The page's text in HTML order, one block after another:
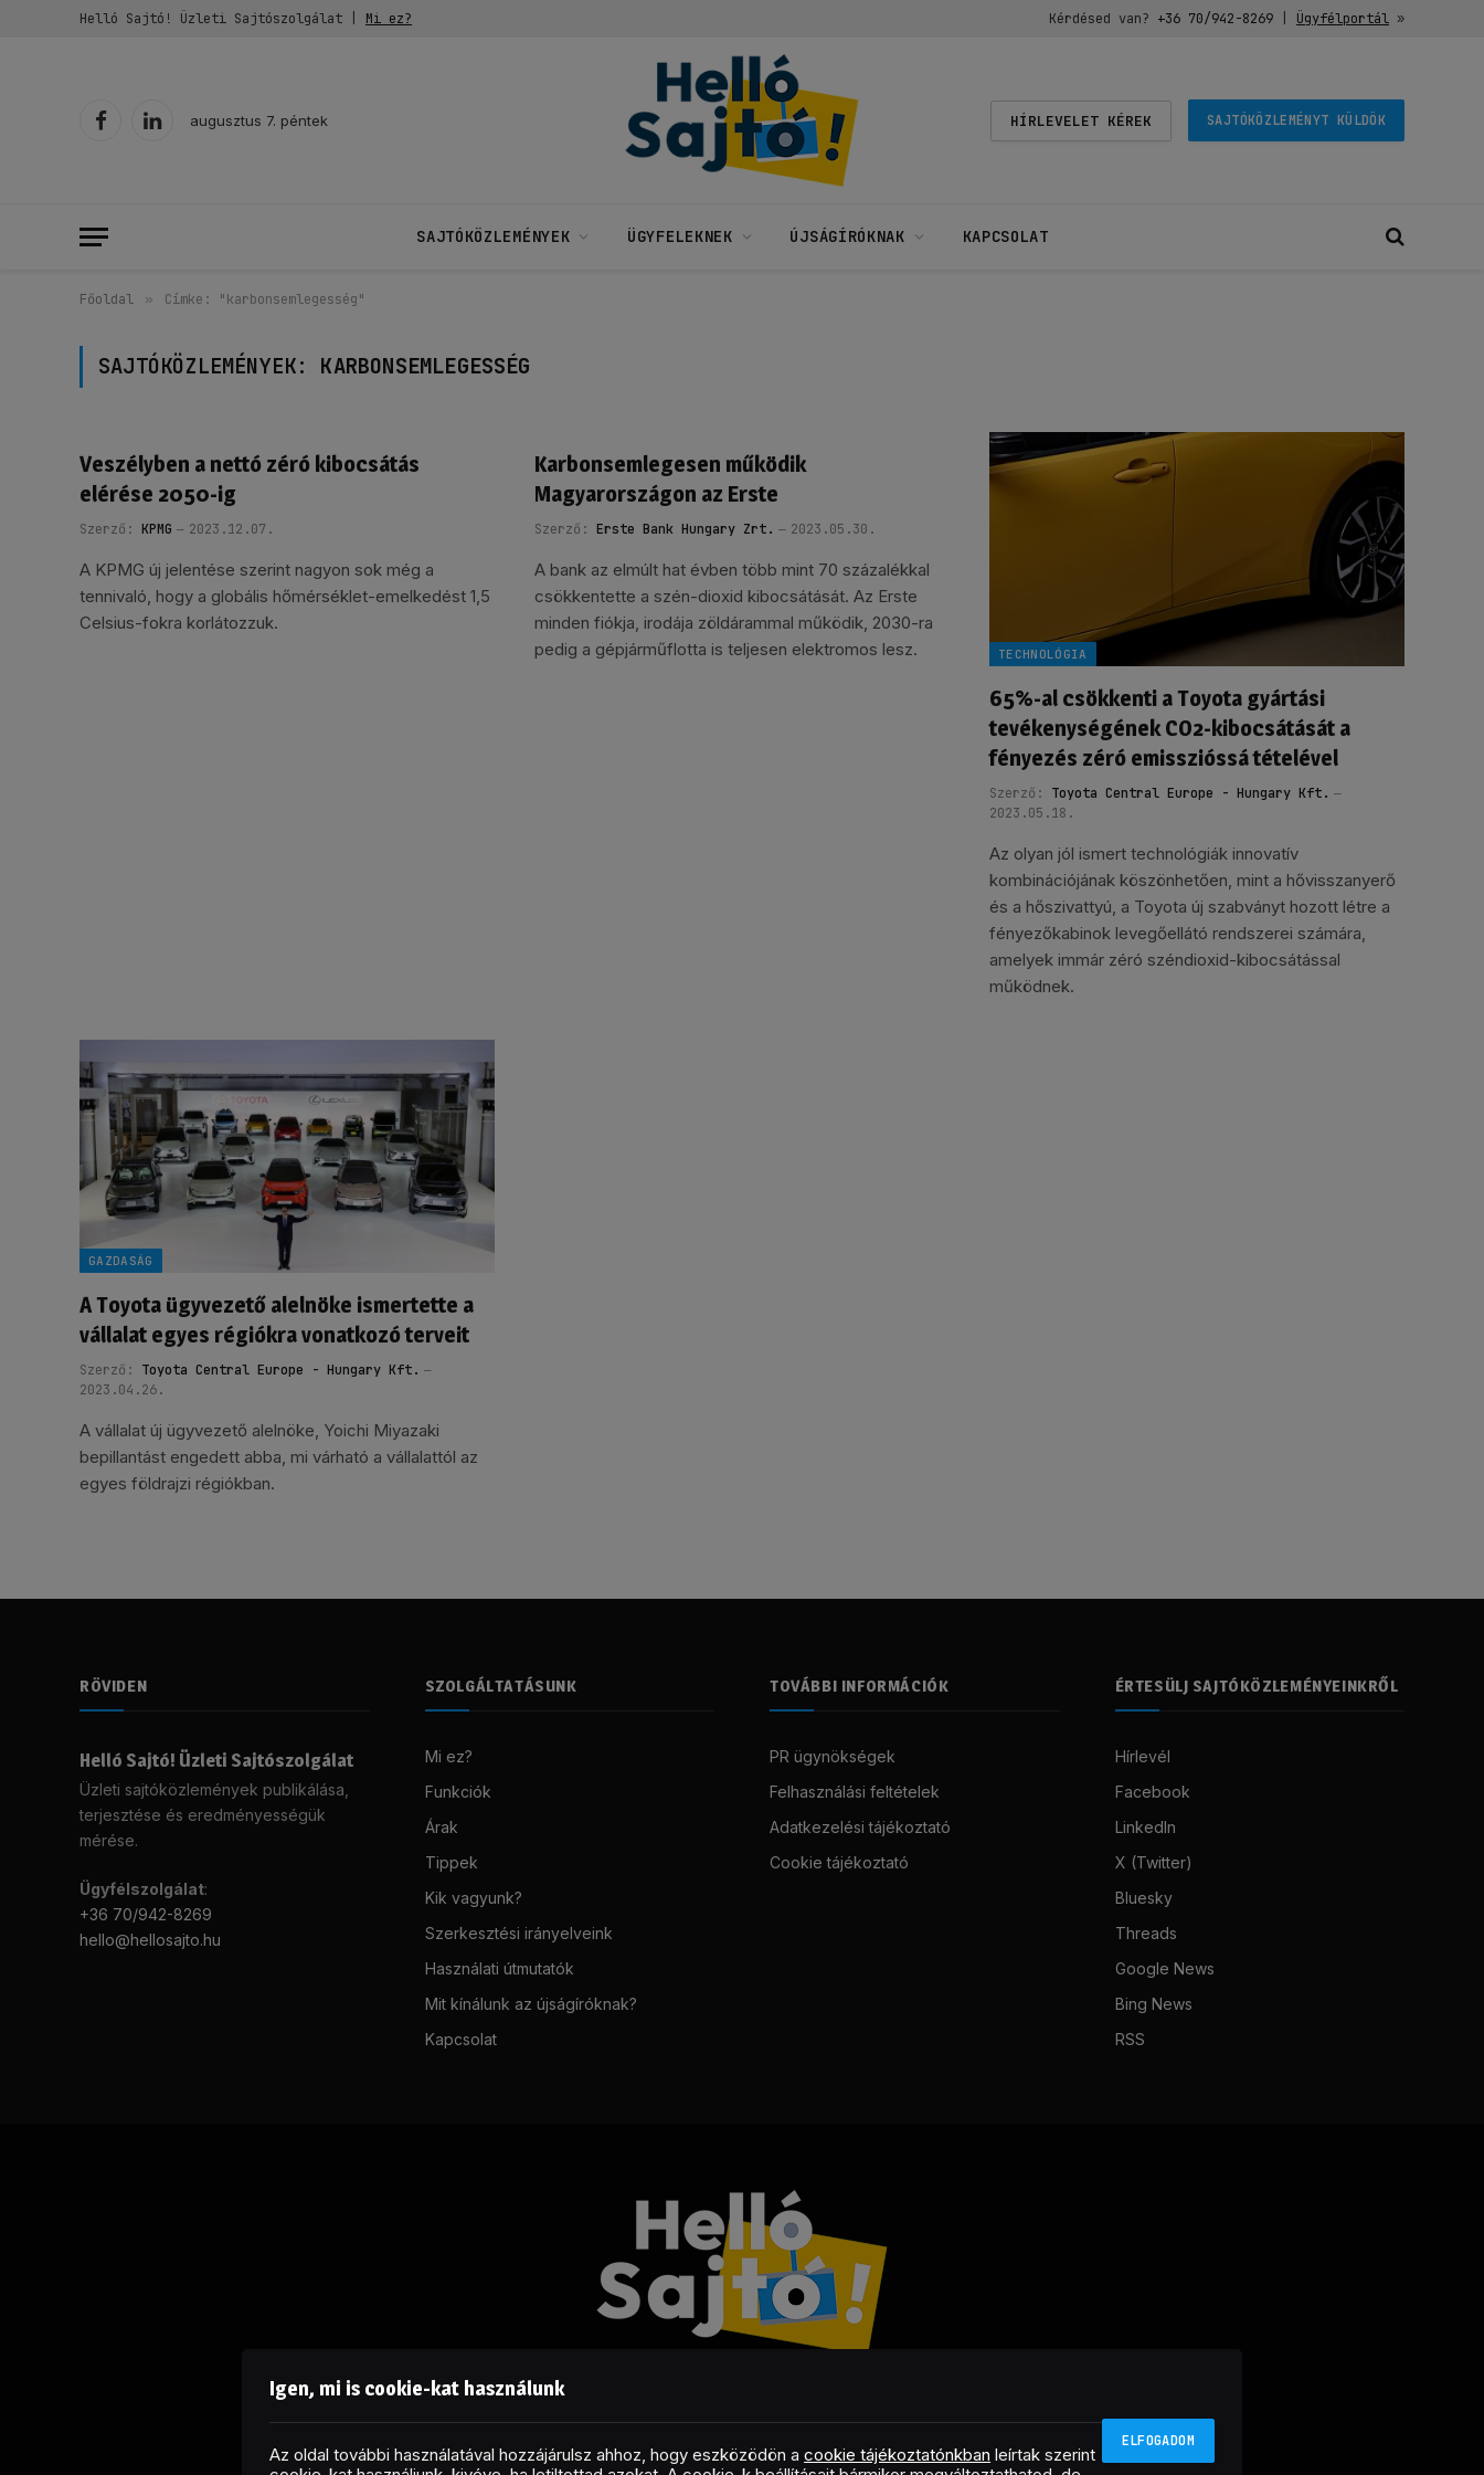
Helló Sajtó! Üzleti Sajtószolgálat | Mi ez? Kérdésed van? +36 70/942-8269| Ügyfélportál»
FacebookLinkedIn
augusztus 7. péntek HÍRLEVELET KÉREK SAJTÓKÖZLEMÉNYT KÜLDÖK
SAJTÓKÖZLEMÉNYEK ÜGYFELEKNEK ÚJSÁGÍRÓKNAK KAPCSOLAT
Főoldal » Címke: "karbonsemlegesség"
SAJTÓKÖZLEMÉNYEK: KARBONSEMLEGESSÉG
Veszélyben a nettó zéró kibocsátás
elérése 2050-ig
Szerző: KPMG 2023.12.07.
A KPMG új jelentése szerint nagyon sok még a
tennivaló, hogy a globális hőmérséklet-emelkedést 1,5
Celsius-fokra korlátozzuk.
Karbonsemlegesen működik
Magyarországon az Erste
Szerző: Erste Bank Hungary Zrt. 2023.05.30.
A bank az elmúlt hat évben több mint 70 százalékkal
csökkentette a szén-dioxid kibocsátását. Az Erste
minden fiókja, irodája zöldárammal működik, 2030-ra
pedig a gépjárműflotta is teljesen elektromos lesz.
TECHNOLÓGIA
65%-al csökkenti a Toyota gyártási
tevékenységének CO2-kibocsátását a
fényezés zéró emisszióssá tételével
Szerző:
Toyota Central Europe - Hungary Kft.
2023.05.18.
Az olyan jól ismert technológiák innovatív
kombinációjának köszönhetően, mint a hővisszanyerő
és a hőszivattyú, a Toyota új szabványt hozott létre a
fényezőkabinok levegőellátó rendszerei számára,
amelyek immár zéró széndioxid-kibocsátással
működnek.
GAZDASÁG
A Toyota ügyvezető alelnöke ismertette a
vállalat egyes régiókra vonatkozó terveit
Szerző:
Toyota Central Europe - Hungary Kft.
2023.04.26.
A vállalat új ügyvezető alelnöke, Yoichi Miyazaki
bepillantást engedett abba, mi várható a vállalattól az
egyes földrajzi régiókban.
RÖVIDEN
Helló Sajtó! Üzleti Sajtószolgálat
Üzleti sajtóközlemények publikálása,
terjesztése és eredményességük
mérése.
Ügyfélszolgálat:
+36 70/942-8269
hello@hellosajto.hu
SZOLGÁLTATÁSUNK
Mi ez?
Funkciók
Árak
Tippek
Kik vagyunk?
Szerkesztési irányelveink
Használati útmutatók
Mit kínálunk az újságíróknak?
Kapcsolat
TOVÁBBI INFORMÁCIÓK
PR ügynökségek
Felhasználási feltételek
Adatkezelési tájékoztató
Cookie tájékoztató
ÉRTESÜLJ SAJTÓKÖZLEMÉNYEINKRŐL
Hírlevél
Facebook
LinkedIn
X (Twitter)
Bluesky
Threads
Google News
Bing News
RSS
FacebookLinkedInX
RSS
Igen, mi is cookie-kat használunk
Az oldal további használatával hozzájárulsz ahhoz, hogy eszközödön acookie tájékoztatónkban leírtak szerint
ELFOGADOM